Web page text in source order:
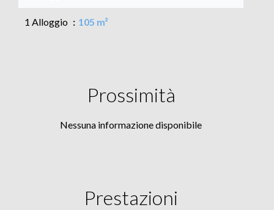
1 Alloggio 105 m²
Prossimità
Nessuna informazione disponibile
Prestazioni